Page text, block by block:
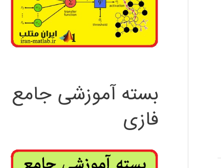
بسته آموزشی جامع
فازی